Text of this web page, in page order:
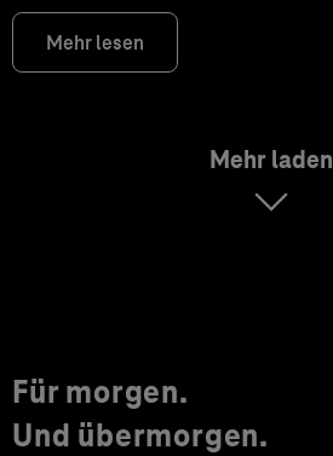
Mehr lesen
Mehr laden
Für morgen.
Und übermorgen.